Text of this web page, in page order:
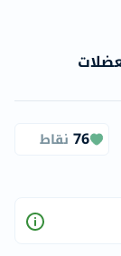
76 نقاط